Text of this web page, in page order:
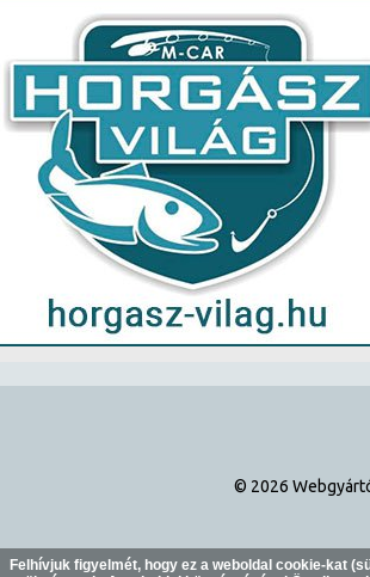
Felhívjuk figyelmét, hogy ez a weboldal cookie-kat
© 2026